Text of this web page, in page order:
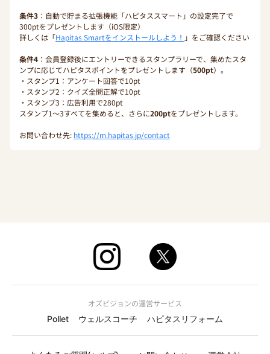
条件3 ：自動で貯まる拡張機能「ハピタススマート」の設定完了で
300ptをプレゼントします（iOS限定）
詳しくは「Hapitas Smartをインストールしよう！ 」をご確認ください
条件4 ：会員登録後にエントリーできるスタンプラリーで、集めたスタ
ンプに応じてハピタスポイントをプレゼントします（500pt）。
・スタンプ1：アンケート回答で10pt
・スタンプ2：クイズ全問正解で10pt
・スタンプ3：広告利用で280pt
スタンプ1〜3すべてを集めると、さらに200ptをプレゼントします。
お問い合わせ先: https://m.hapitas.jp/contact
オズビジョンの運営サービス
Pollet
ウェルスコーチ ハピタスリフォーム